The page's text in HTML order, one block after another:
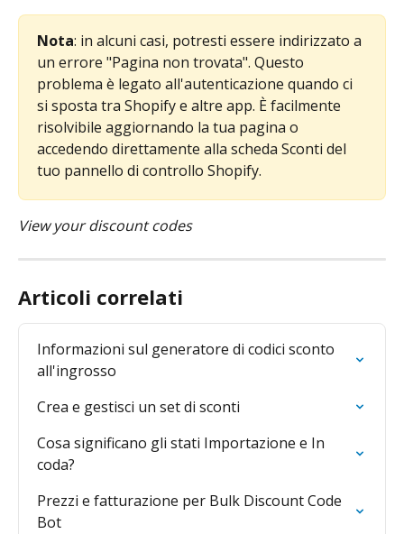
Nota: in alcuni casi, potresti essere indirizzato a
un errore "Pagina non trovata". Questo
problema è legato all'autenticazione quando ci
si sposta tra Shopify e altre app. È facilmente
risolvibile aggiornando la tua pagina o
accedendo direttamente alla scheda Sconti del
tuo pannello di controllo Shopify.
View your discount codes
Articoli correlati
Informazioni sul generatore di codici sconto
all'ingrosso
Crea e gestisci un set di sconti
Cosa significano gli stati Importazione e In
coda?
Prezzi e fatturazione per Bulk Discount Code
Bot